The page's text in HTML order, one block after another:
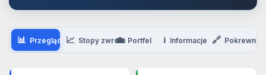
📊 Przegląd 📈 Stopy zwrotu
💼 Portfel ℹ️ Informacje 🔗 Pokrewne